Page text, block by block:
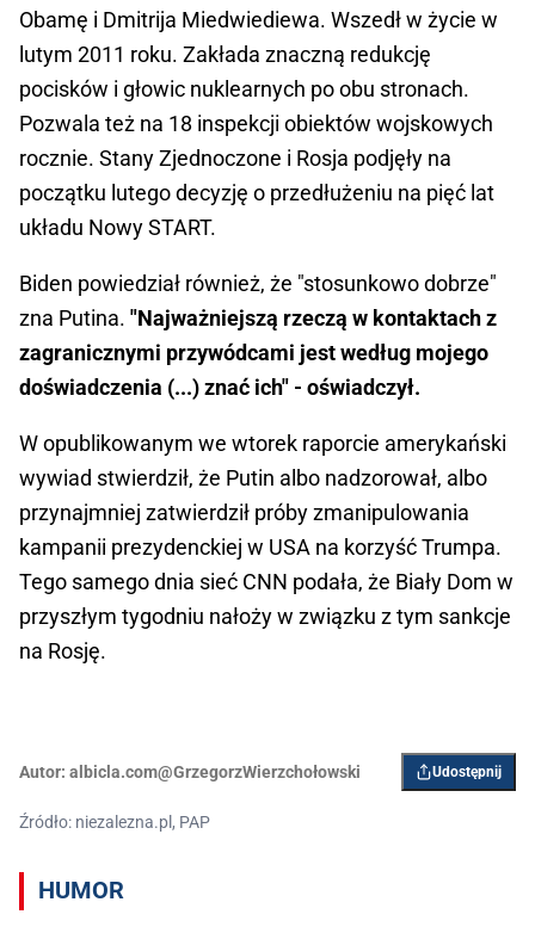
Obamę i Dmitrija Miedwiediewa. Wszedł w życie w
lutym 2011 roku. Zakłada znaczną redukcję
pocisków i głowic nuklearnych po obu stronach.
Pozwala też na 18 inspekcji obiektów wojskowych
rocznie. Stany Zjednoczone i Rosja podjęły na
początku lutego decyzję o przedłużeniu na pięć lat
układu Nowy START.
Biden powiedział również, że "stosunkowo dobrze"
zna Putina. "Najważniejszą rzeczą w kontaktach z
zagranicznymi przywódcami jest według mojego
doświadczenia (...) znać ich" - oświadczył.
W opublikowanym we wtorek raporcie amerykański
wywiad stwierdził, że Putin albo nadzorował, albo
przynajmniej zatwierdził próby zmanipulowania
kampanii prezydenckiej w USA na korzyść Trumpa.
Tego samego dnia sieć CNN podała, że Biały Dom w
przyszłym tygodniu nałoży w związku z tym sankcje
na Rosję.
Autor: albicla.com@GrzegorzWierzchołowski Udostępnij
Źródło: niezalezna.pl, PAP
HUMOR